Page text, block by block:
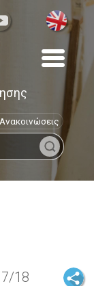
Ανακοινώσεις
18